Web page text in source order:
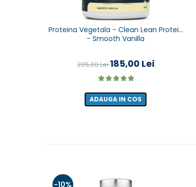
Proteina Vegetala - Clean Lean Protein
- Smooth Vanilla
205,00 Lei185,00 Lei
ADAUGA IN COS
-10%